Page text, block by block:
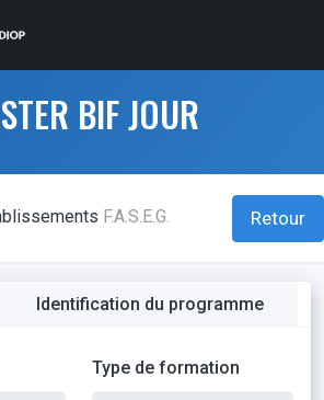
BIF JOUR
F.A.S.E.G. Retour
Identification du programme
Type de formation